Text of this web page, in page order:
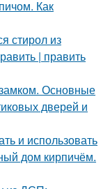
Как
стирол из
| править
Основные
дверей и
и использовать
дом кирпичём.